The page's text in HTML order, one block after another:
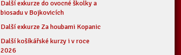
Další exkurze do ovocné školky a
biosadu v Bojkovicích
Další exkurze Za houbami Kopanic
Další košíkářské kurzy i v roce
2026